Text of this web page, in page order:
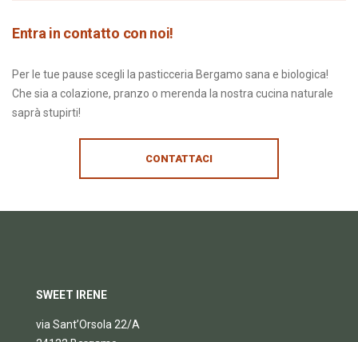
Entra in contatto con noi!
Per le tue pause scegli la pasticceria Bergamo sana e biologica!
Che sia a colazione, pranzo o merenda la nostra cucina naturale
saprà stupirti!
CONTATTACI
SWEET IRENE
via Sant’Orsola 22/A